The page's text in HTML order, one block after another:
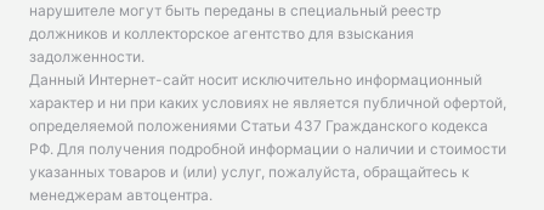
нарушителе могут быть переданы в специальный реестр
должников и коллекторское агентство для взыскания
задолженности.
Данный Интернет-сайт носит исключительно информационный
характер и ни при каких условиях не является публичной офертой,
определяемой положениями Статьи 437 Гражданского кодекса
РФ. Для получения подробной информации о наличии и стоимости
указанных товаров и (или) услуг, пожалуйста, обращайтесь к
менеджерам автоцентра.